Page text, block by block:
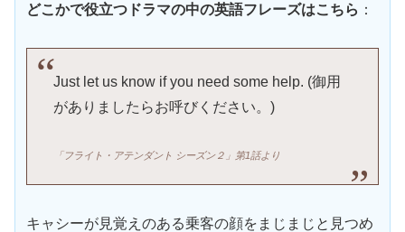
どこかで役立つドラマの中の英語フレーズはこちら ：
Just let us know if you need some help. (御用
がありましたらお呼びください。)
「フライト・アテンダント シーズン２」 第1話より
キャシーが見覚えのある乗客の顔をまじまじと見つめ